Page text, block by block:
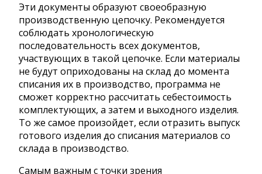
Эти документы образуют своеобразную
производственную цепочку. Рекомендуется
соблюдать хронологическую
последовательность всех документов,
участвующих в такой цепочке. Если материалы
не будут оприходованы на склад до момента
списания их в производство, программа не
сможет корректно рассчитать себестоимость
комплектующих, а затем и выходного изделия.
То же самое произойдет, если отразить выпуск
готового изделия до списания материалов со
склада в производство.
Самым важным с точки зрения